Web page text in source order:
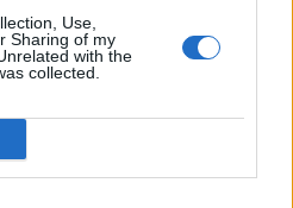
Use,
Sharing of my
with the
collected.